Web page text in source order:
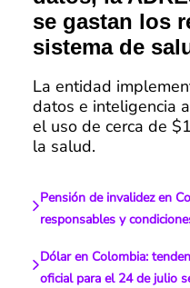
se gastan los
sistema de
La entidad
datos e inteligencia
el uso de cerca de
la salud.
Pensión de invalidez en
responsables y
Dólar en Colombia:
oficial para el 24 de julio